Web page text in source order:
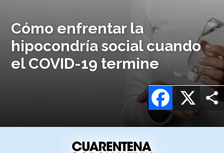
Cómo enfrentar la
hipocondría social cuando
el COVID-19 termine
X
Facebook